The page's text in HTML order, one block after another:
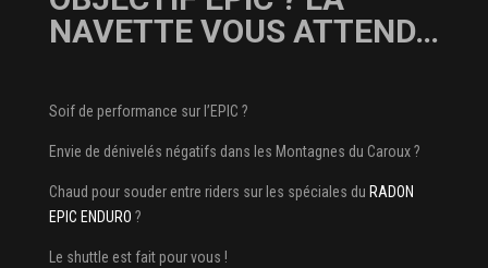
NAVETTE VOUS ATTEND…
Soif de performance sur l’EPIC ?
Envie de dénivelés négatifs dans les Montagnes du Caroux ?
Chaud pour souder entre riders sur les spéciales du RADON
EPIC ENDURO ?
Le shuttle est fait pour vous !